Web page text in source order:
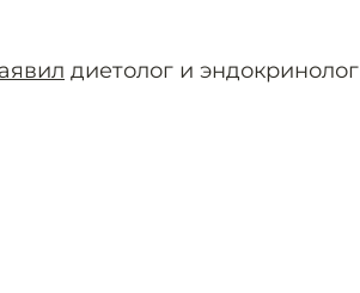
диетолог и эндокринолог